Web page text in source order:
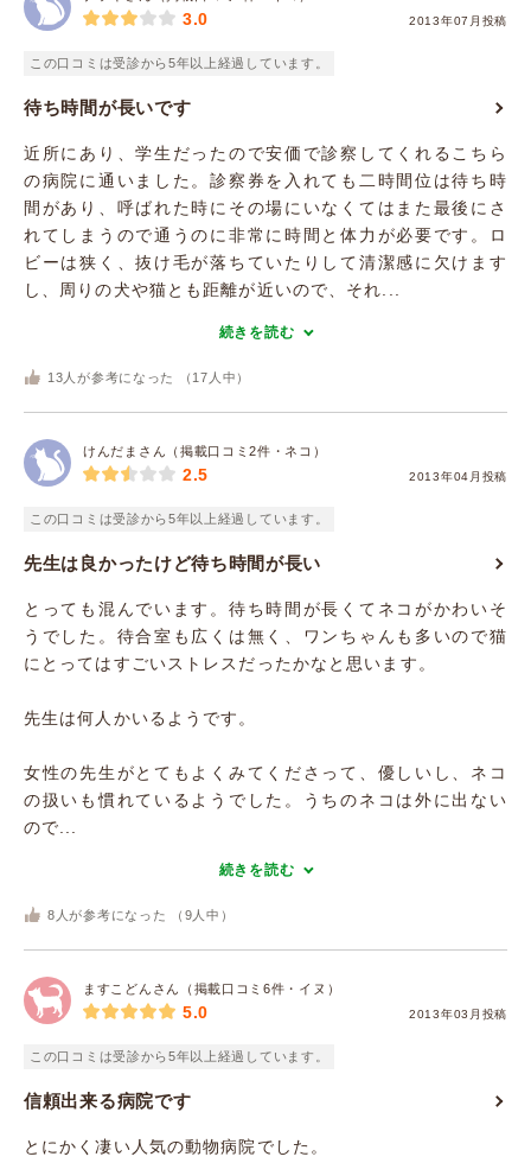
2013年07月投稿
3.0
この口コミは受診から5年以上経過しています。
待ち時間が長いです
近所にあり、学生だったので安価で診察してくれるこちら
の病院に通いました。診察券を入れても二時間位は待ち時
間があり、呼ばれた時にその場にいなくてはまた最後にさ
れてしまうので通うのに非常に時間と体力が必要です。ロ
ビーは狭く、抜け毛が落ちていたりして清潔感に欠けます
し、周りの犬や猫とも距離が近いので、それ...
続きを読む
13 人が参考になった （ 17 人中）
けんだまさん（掲載口コミ2件・ネコ）
2013年04月投稿
2.5
この口コミは受診から5年以上経過しています。
先生は良かったけど待ち時間が長い
とっても混んでいます。待ち時間が長くてネコがかわいそ
うでした。待合室も広くは無く、ワンちゃんも多いので猫
にとってはすごいストレスだったかなと思います。
先生は何人かいるようです。
女性の先生がとてもよくみてくださって、優しいし、ネコ
の扱いも慣れているようでした。うちのネコは外に出ない
ので...
続きを読む
8 人が参考になった （ 9 人中）
ますこどんさん（掲載口コミ6件・イヌ）
2013年03月投稿
5.0
この口コミは受診から5年以上経過しています。
信頼出来る病院です
とにかく凄い人気の動物病院でした。